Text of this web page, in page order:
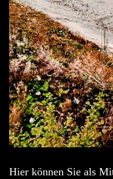
Hier können Sie als